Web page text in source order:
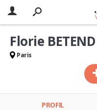
Florie BETEND
Paris
PROFIL